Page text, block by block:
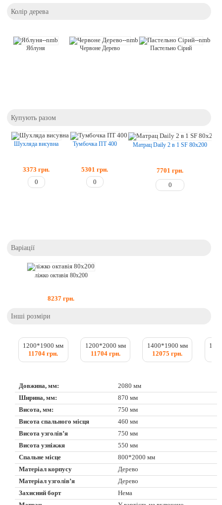
Колір дерева
Яблуня Червоне Дерево Пастельно Сірий
Купують разом
Шухляда висувна
3373 грн.
Тумбочка ПТ 400
5301 грн.
Матрац Daily 2 в 1 SF 80x200
7701 грн.
Варіації
ліжко октавія 80x200
8237 грн.
Інші розміри
1200*1900 мм
11704 грн.
1200*2000 мм
11704 грн.
1400*1900 мм
12075 грн.
Довжина, мм:
2080 мм
Ширина, мм:
870 мм
Висота, мм:
750 мм
Висота спального місця
460 мм
Висота узголів’я
750 мм
Висота узніжжя
550 мм
Спальне місце
800*2000 мм
Матеріал корпусу
Дерево
Матеріал узголів’я
Дерево
Захисний борт
Нема